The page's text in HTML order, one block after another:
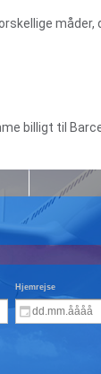
billigt til